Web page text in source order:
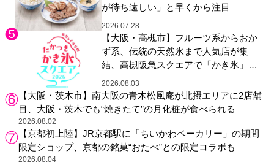
が待ち遠しい」と早くから注目
2026.07.28
【大阪・高槻市】フルーツ系からおか
ず系、伝統の天然氷まで人気店が集
結、高槻阪急スクエアで「かき氷」祭
り
2026.08.03
【大阪・茨木市】南大阪の青木松風庵が北摂エリアに2店舗
目、大阪・茨木でも“焼きたて”の月化粧が食べられる
2026.08.02
【京都初上陸】JR京都駅に「ちいかわベーカリー」の期間
限定ショップ、京都の銘菓“おたべ”との限定コラボも
2026.08.04